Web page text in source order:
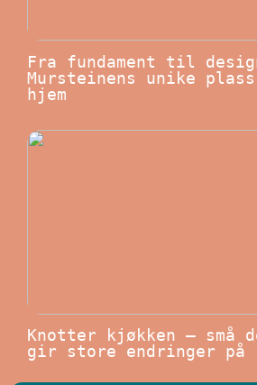
Fra fundament til
Mursteinens unike
hjem
Knotter kjøkken – små
gir store endringer på